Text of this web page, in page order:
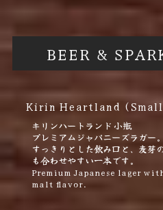
BEER &
Kirin Heartland
キリンハートランド 小瓶
プレミアムジャパニーズラガー。
すっきりとした飲み口と、麦芽
も合わせやすい一本です。
Premium Japanese lager
malt flavor.